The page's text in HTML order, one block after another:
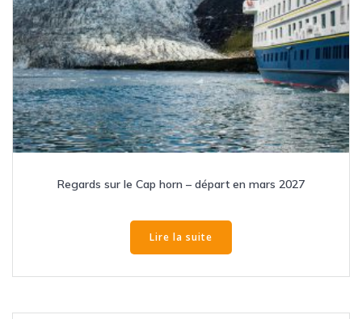
Regards sur le Cap horn – départ en mars 2027
Lire la suite